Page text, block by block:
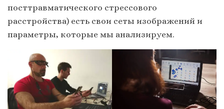
посттравматического стрессового
расстройства) есть свои сеты изображений и
параметры, которые мы анализируем.